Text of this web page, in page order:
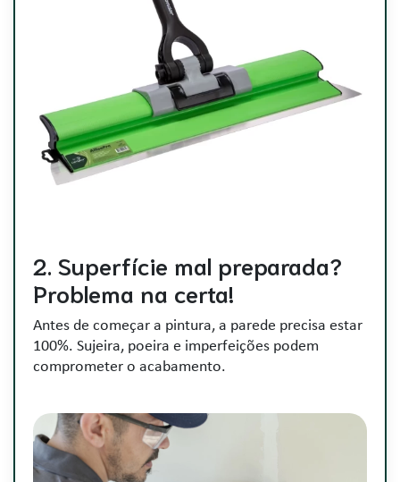
2. Superfície mal preparada?
Problema na certa!
Antes de começar a pintura, a parede precisa estar
100%. Sujeira, poeira e imperfeições podem
comprometer o acabamento.